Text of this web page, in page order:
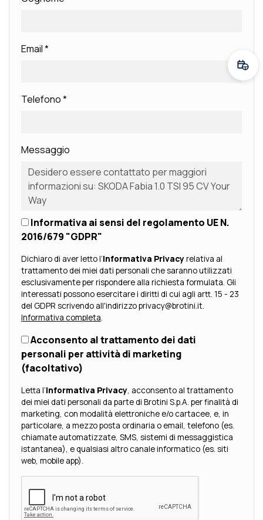
Email*
Telefono*
Messaggio
Informativa ai sensi del regolamento UE N.
2016/679 "GDPR"
Dichiaro di aver letto l’Informativa Privacyrelativa al
trattamento dei miei dati personali che saranno utilizzati
esclusivamente per rispondere alla richiesta formulata. Gli
interessati possono esercitare i diritti di cui agli artt. 15 - 23
del GDPR scrivendo all'indirizzo privacy@brotini.it.
Informativa completa.
Acconsento al trattamento dei dati
personali per attività di marketing
(facoltativo)
Letta l’Informativa Privacy, acconsento al trattamento
dei miei dati personali da parte di Brotini S.p.A. per finalità di
marketing, con modalità elettroniche e/o cartacee, e, in
particolare, a mezzo posta ordinaria o email, telefono (es.
chiamate automatizzate, SMS, sistemi di messaggistica
istantanea), e qualsiasi altro canale informatico (es. siti
web, mobile app).